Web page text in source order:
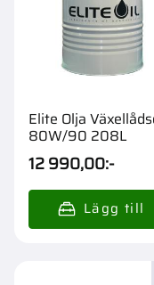
Elite Olja
80W/90 208L
12 990,00:-